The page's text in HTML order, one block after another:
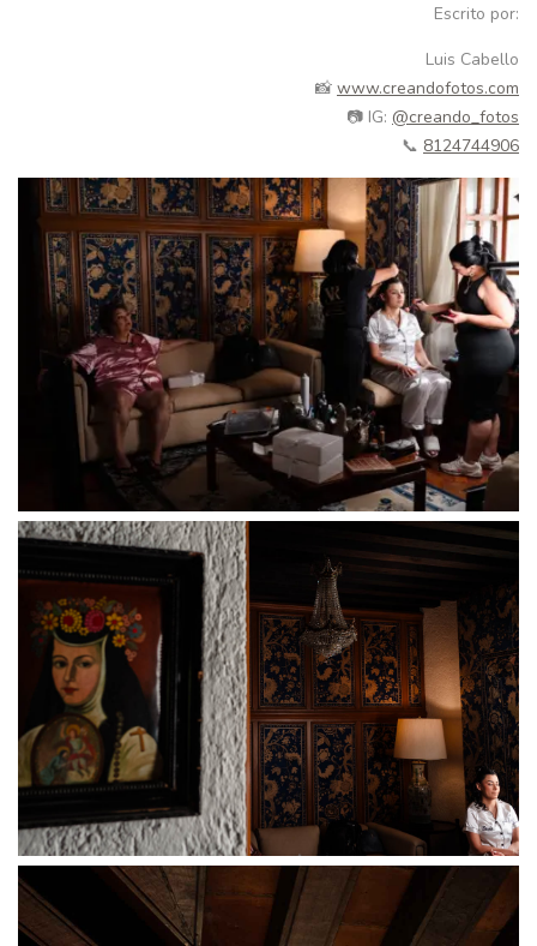
Escrito por:
Luis Cabello
📸 www.creandofotos.com
📷 IG: @creando_fotos
📞 8124744906